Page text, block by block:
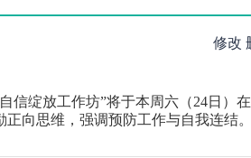
修改
信绽放工作坊”将于本周六（24日）
向思维，强调预防工作与自我连结。